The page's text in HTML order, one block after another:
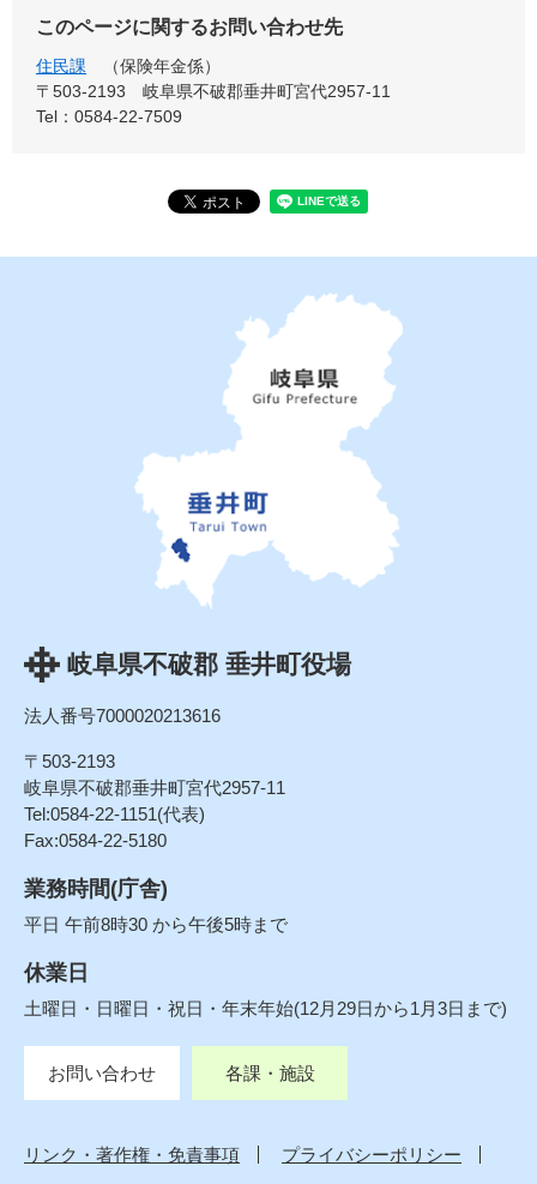
このページに関するお問い合わせ先
住民課
保険年金係
〒503-2193
岐阜県不破郡垂井町宮代2957-11
Tel：0584-22-7509
岐阜県不破郡 垂井町役場
法人番号7000020213616
〒503-2193
岐阜県不破郡垂井町宮代2957-11
Tel:0584-22-1151(代表)
Fax:0584-22-5180
業務時間(庁舎)
平日 午前8時30 から午後5時まで
休業日
土曜日・日曜日・祝日・年末年始(12月29日から1月3日まで)
お問い合わせ 各課・施設
リンク・著作権・免責事項
プライバシーポリシー